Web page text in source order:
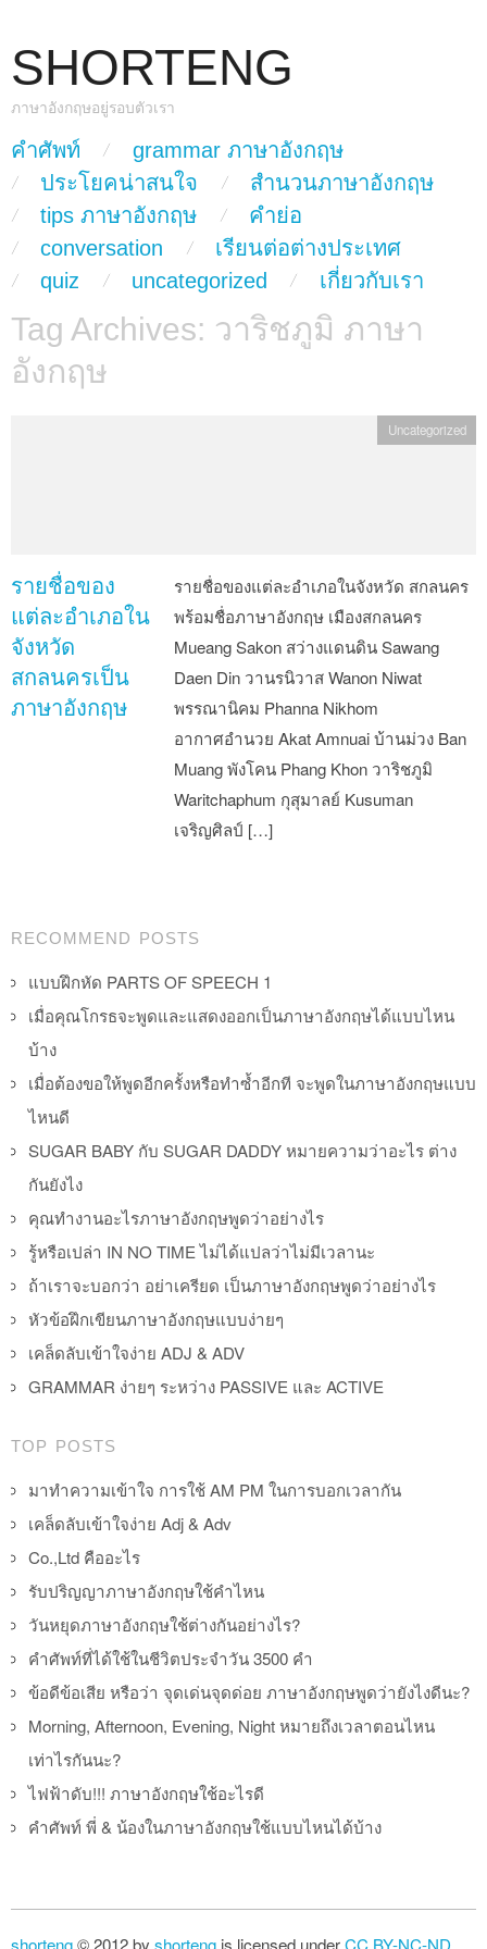
SHORTENG
ภาษาอังกฤษอยู่รอบตัวเรา
Main Menu
skip to content
คำศัพท์
grammar ภาษาอังกฤษ
ประโยคน่าสนใจ
สำนวนภาษาอังกฤษ
tips ภาษาอังกฤษ
คำย่อ
conversation
เรียนต่อต่างประเทศ
quiz
uncategorized เกี่ยวกับเรา
Tag Archives: วาริชภูมิ ภาษา
อังกฤษ
รายชื่อของ
แต่ละอำเภอใน
จังหวัด
สกลนครเป็น
ภาษาอังกฤษ
รายชื่อของแต่ละอำเภอในจังหวัด สกลนคร
พร้อมชื่อภาษาอังกฤษ เมืองสกลนคร
Mueang Sakon สว่างแดนดิน Sawang
Daen Din วานรนิวาส Wanon Niwat
พรรณานิคม Phanna Nikhom
อากาศอำนวย Akat Amnuai บ้านม่วง Ban
Muang พังโคน Phang Khon วาริชภูมิ
Waritchaphum กุสุมาลย์ Kusuman
เจริญศิลป์ […]
Uncategorized
Post navigation
RECOMMEND POSTS
แบบฝึกหัด PARTS OF SPEECH 1
เมื่อคุณโกรธจะพูดและแสดงออกเป็นภาษาอังกฤษได้แบบไหน
บ้าง
เมื่อต้องขอให้พูดอีกครั้งหรือทำซ้ำอีกที จะพูดในภาษาอังกฤษแบบ
ไหนดี
SUGAR BABY กับ SUGAR DADDY หมายความว่าอะไร ต่าง
กันยังไง
คุณทำงานอะไรภาษาอังกฤษพูดว่าอย่างไร
รู้หรือเปล่า IN NO TIME ไม่ได้แปลว่าไม่มีเวลานะ
ถ้าเราจะบอกว่า อย่าเครียด เป็นภาษาอังกฤษพูดว่าอย่างไร
หัวข้อฝึกเขียนภาษาอังกฤษแบบง่ายๆ
เคล็ดลับเข้าใจง่าย ADJ & ADV
GRAMMAR ง่ายๆ ระหว่าง PASSIVE และ ACTIVE
TOP POSTS
มาทำความเข้าใจ การใช้ AM PM ในการบอกเวลากัน
เคล็ดลับเข้าใจง่าย Adj & Adv
Co.,Ltd คืออะไร
รับปริญญาภาษาอังกฤษใช้คำไหน
วันหยุดภาษาอังกฤษใช้ต่างกันอย่างไร?
คำศัพท์ที่ได้ใช้ในชีวิตประจำวัน 3500 คำ
ข้อดีข้อเสีย หรือว่า จุดเด่นจุดด่อย ภาษาอังกฤษพูดว่ายังไงดีนะ?
Morning, Afternoon, Evening, Night หมายถึงเวลาตอนไหน
เท่าไรกันนะ?
ไฟฟ้าดับ!!! ภาษาอังกฤษใช้อะไรดี
คำศัพท์ พี่ & น้องในภาษาอังกฤษใช้แบบไหนได้บ้าง